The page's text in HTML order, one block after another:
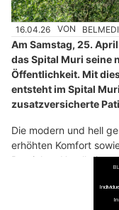
16.04.26 VON
Am Samstag, 25.
das Spital Muri seine
Öffentlichkeit. Mit
entsteht im Spital
zusatzversicherte
Die modern und hell
erhöhten Komfort
Bereichen Hotellerie
haben im Rahmen
2026, die Möglichkeit,